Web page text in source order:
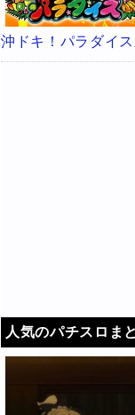
沖ドキ！パラダイ
人気のパチスロま